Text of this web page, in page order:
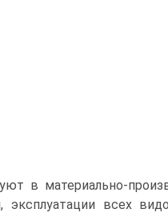
в материально-
эксплуатации всех